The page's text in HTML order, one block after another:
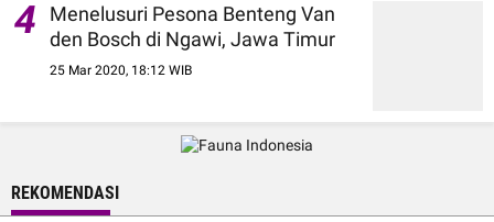
4
Menelusuri Pesona Benteng Van
den Bosch di Ngawi, Jawa Timur
25 Mar 2020, 18:12 WIB
REKOMENDASI